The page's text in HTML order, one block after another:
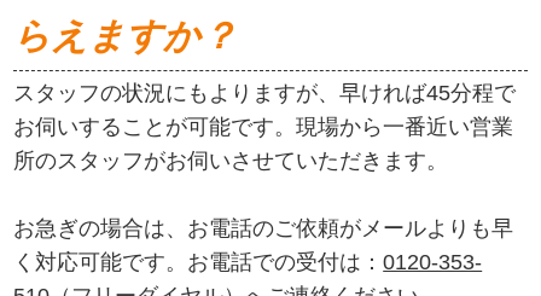
らえますか？
スタッフの状況にもよりますが、早ければ45分程で
お伺いすることが可能です。現場から一番近い営業
所のスタッフがお伺いさせていただきます。
お急ぎの場合は、お電話のご依頼がメールよりも早
く対応可能です。お電話での受付は：0120-353-